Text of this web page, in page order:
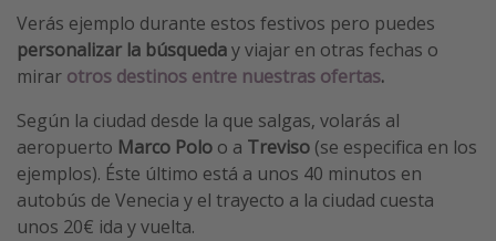
El Rey León el musical
Harry Potter en Londres y otros destinos
Verás ejemplo durante estos festivos pero puedes
personalizar la búsqueday viajar en otras fechas o
mirar otros destinos entre nuestras ofertas.
Según la ciudad desde la que salgas, volarás al
aeropuerto Marco Polo o a Treviso (se especifica en los
ejemplos). Éste último está a unos 40 minutos en
autobús de Venecia y el trayecto a la ciudad cuesta
unos 20€ ida y vuelta.